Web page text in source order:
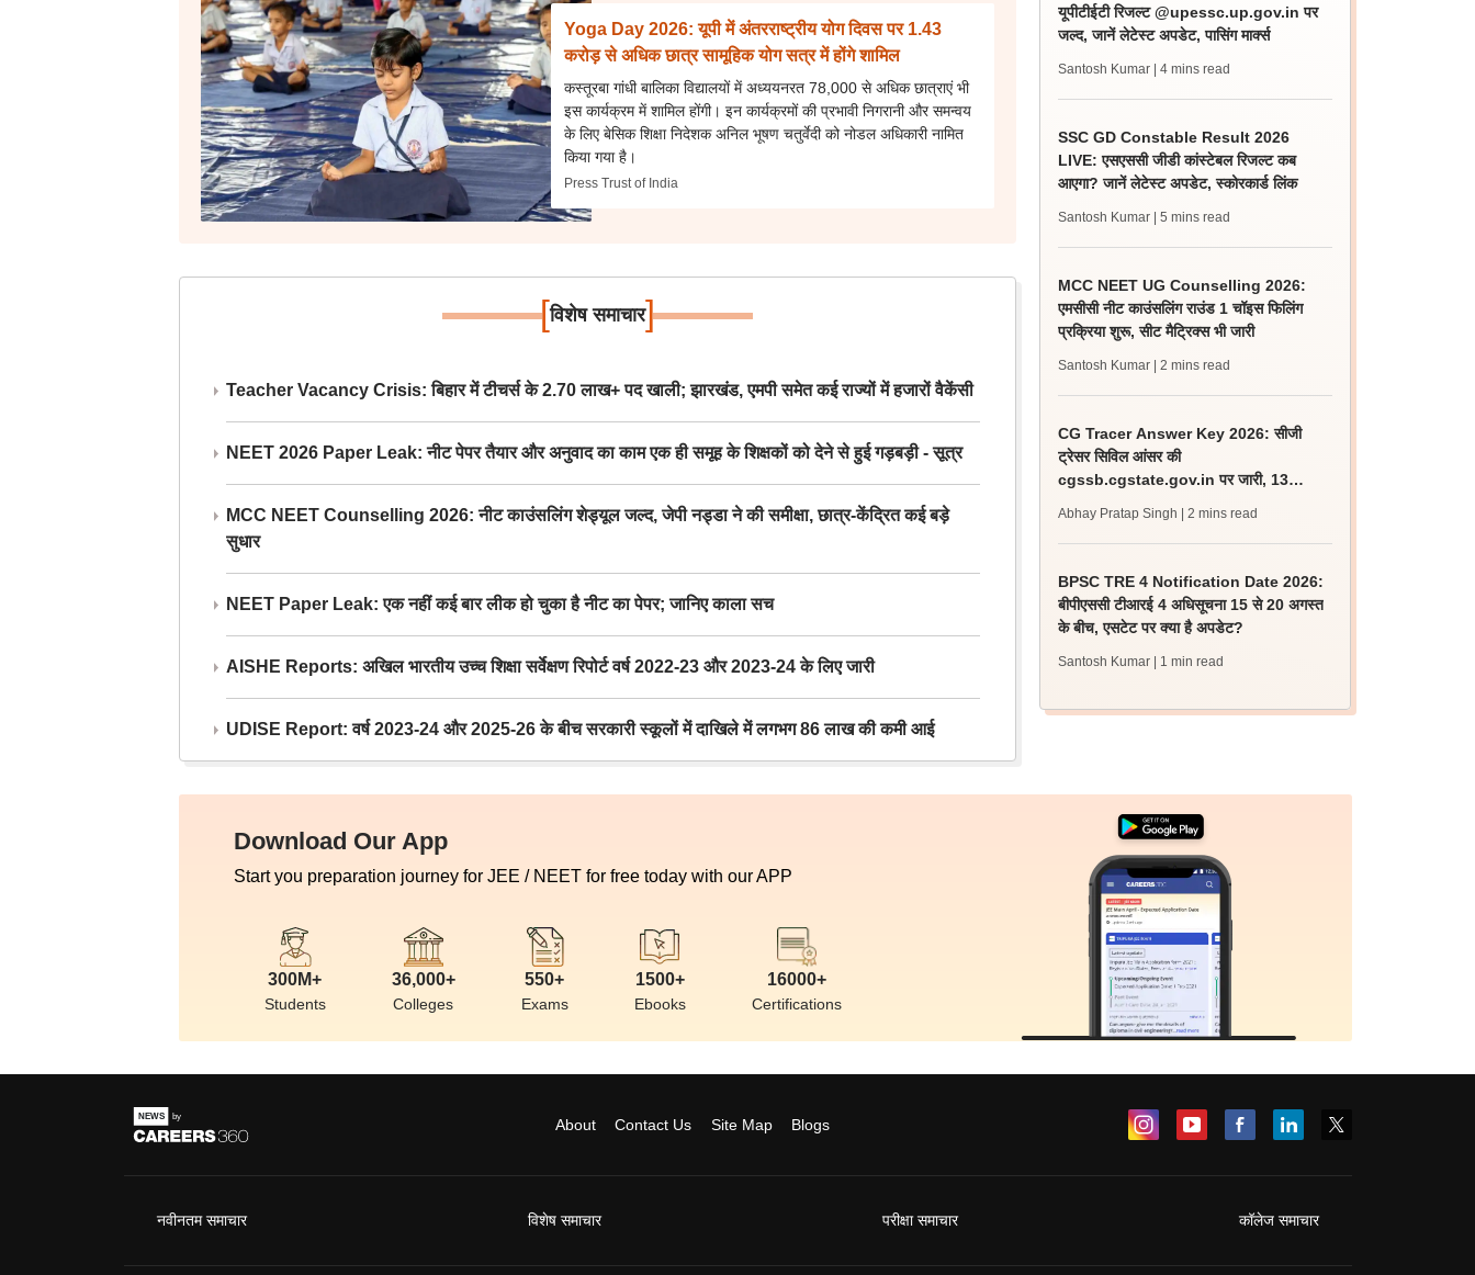
Yoga Day 2026: यूपी में अंतरराष्ट्रीय योग दिवस पर 1.43
करोड़ से अधिक छात्र सामूहिक योग सत्र में होंगे शामिल
कस्तूरबा गांधी बालिका विद्यालयों में अध्ययनरत 78,000 से अधिक छात्राएं भी
इस कार्यक्रम में शामिल होंगी। इन कार्यक्रमों की प्रभावी निगरानी और समन्वय
के लिए बेसिक शिक्षा निदेशक अनिल भूषण चतुर्वेदी को नोडल अधिकारी नामित
किया गया है।
Press Trust of India
[विशेष समाचार]
Teacher Vacancy Crisis: बिहार में टीचर्स के 2.70 लाख+ पद खाली; झारखंड, एमपी समेत कई राज्यों में हजारों वैकेंसी
NEET 2026 Paper Leak: नीट पेपर तैयार और अनुवाद का काम एक ही समूह के शिक्षकों को देने से हुई गड़बड़ी - सूत्र
MCC NEET Counselling 2026: नीट काउंसलिंग शेड्यूल जल्द, जेपी नड्डा ने की समीक्षा, छात्र-केंद्रित कई बड़े
सुधार
NEET Paper Leak: एक नहीं कई बार लीक हो चुका है नीट का पेपर; जानिए काला सच
AISHE Reports: अखिल भारतीय उच्च शिक्षा सर्वेक्षण रिपोर्ट वर्ष 2022-23 और 2023-24 के लिए जारी
UDISE Report: वर्ष 2023-24 और 2025-26 के बीच सरकारी स्कूलों में दाखिले में लगभग 86 लाख की कमी आई
यूपीटीईटी रिजल्ट @upessc.up.gov.in पर
जल्द, जानें लेटेस्ट अपडेट, पासिंग मार्क्स
Santosh Kumar | 4 mins read
SSC GD Constable Result 2026
LIVE: एसएससी जीडी कांस्टेबल रिजल्ट कब
आएगा? जानें लेटेस्ट अपडेट, स्कोरकार्ड लिंक
Santosh Kumar | 5 mins read
MCC NEET UG Counselling 2026:
एमसीसी नीट काउंसलिंग राउंड 1 चॉइस फिलिंग
प्रक्रिया शुरू, सीट मैट्रिक्स भी जारी
Santosh Kumar | 2 mins read
CG Tracer Answer Key 2026: सीजी
ट्रेसर सिविल आंसर की
cgssb.cgstate.gov.in पर जारी, 13
Abhay Pratap Singh | 2 mins read
BPSC TRE 4 Notification Date 2026:
बीपीएससी टीआरई 4 अधिसूचना 15 से 20 अगस्त
के बीच, एसटेट पर क्या है अपडेट?
Santosh Kumar | 1 min read
Download Our App
Start you preparation journey for JEE / NEET for free today with our APP
300M+
Students
36,000+
Colleges
550+
Exams
1500+
Ebooks
16000+
Certifications
About Contact Us Site Map Blogs
नवीनतम समाचार विशेष समाचार परीक्षा समाचार कॉलेज समाचार